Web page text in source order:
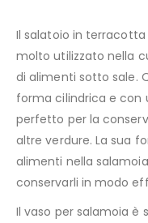
Il salatoio in
molto utilizzato nella
di alimenti sotto sale.
forma cilindrica e con
perfetto per la
altre verdure. La sua
alimenti nella
conservarli in modo
Il vaso per salamoia